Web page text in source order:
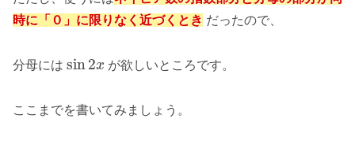
時に「０」に限りなく近づくとき だったので、
分母には sin2x が欲しいところです。
ここまでを書いてみましょう。